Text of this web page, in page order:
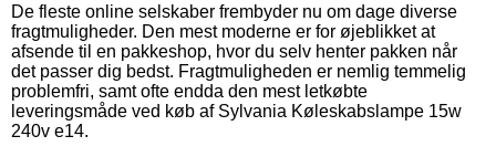
De fleste online selskaber frembyder nu om dage diverse
fragtmuligheder. Den mest moderne er for øjeblikket at
afsende til en pakkeshop, hvor du selv henter pakken når
det passer dig bedst. Fragtmuligheden er nemlig temmelig
problemfri, samt ofte endda den mest letkøbte
leveringsmåde ved køb af Sylvania Køleskabslampe 15w
240v e14.